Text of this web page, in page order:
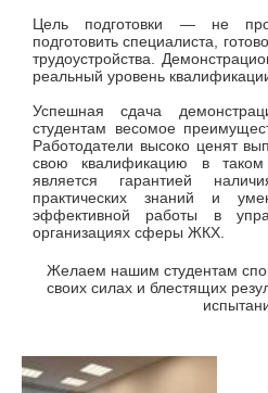
Цель подготовки — не
подготовить специалиста,
трудоустройства.
реальный уровень
Успешная сдача
студентам весомое
Работодатели высоко ценят
свою квалификацию в
является гарантией
практических знаний и
эффективной работы в
организациях сферы ЖКХ.
Желаем нашим студентам
своих силах и блестящих